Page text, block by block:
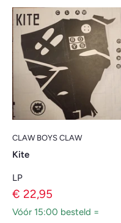
CLAW BOYS CLAW
Kite
LP
Verkoopprijs
€ 22,95
Vóór 15:00 besteld =